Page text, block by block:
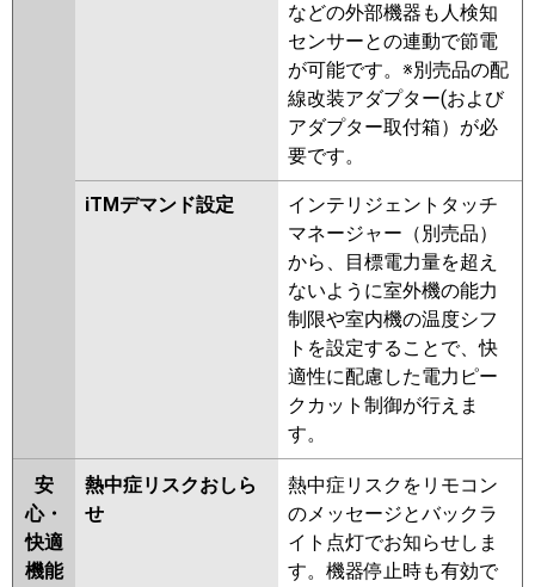
などの外部機器も人検知
センサーとの連動で節電
が可能です。※別売品の配
線改装アダプター(および
アダプター取付箱）が必
要です。
iTMデマンド設定
インテリジェントタッチ
マネージャー（別売品）
から、目標電力量を超え
ないように室外機の能力
制限や室内機の温度シフ
トを設定することで、快
適性に配慮した電力ピー
クカット制御が行えま
す。
安
心・
快適
機能
熱中症リスクおしら
せ
熱中症リスクをリモコン
のメッセージとバックラ
イト点灯でお知らせしま
す。機器停止時も有効で